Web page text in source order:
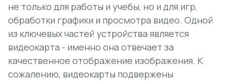
не только для работы и учебы, но и для игр,
обработки графики и просмотра видео. Одной
из ключевых частей устройства является
видеокарта - именно она отвечает за
качественное отображение изображения. К
сожалению, видеокарты подвержены